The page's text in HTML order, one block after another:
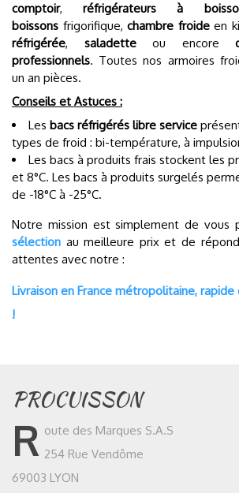
comptoir,réfrigérateurs à
boissons frigorifique,chambre froideen
réfrigérée, saladetteou encore
professionnels. Toutes nos armoires
un an pièces.
Conseils et Astuces :
Les bacs réfrigérés libre service
types de froid : bi-température, à
Les bacs à produits frais stockent les
et 8°C. Les bacs à produits surgelés
de -18°C à -25°C.
Notre mission est simplement de vous
sélection au meilleure prix et de
attentes avec notre :
Livraison en France métropolitaine,
!
PROCUISSON
R oute des Marques S.A.S
254 Rue Vendôme
69003 LYON